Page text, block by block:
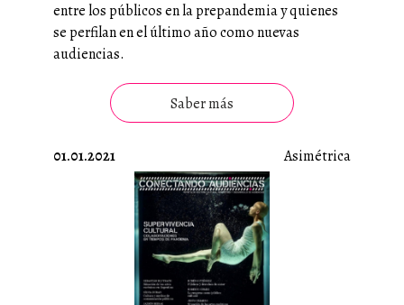
entre los públicos en la prepandemia y quienes
se perfilan en el último año como nuevas
audiencias.
Saber más
01.01.2021 Asimétrica